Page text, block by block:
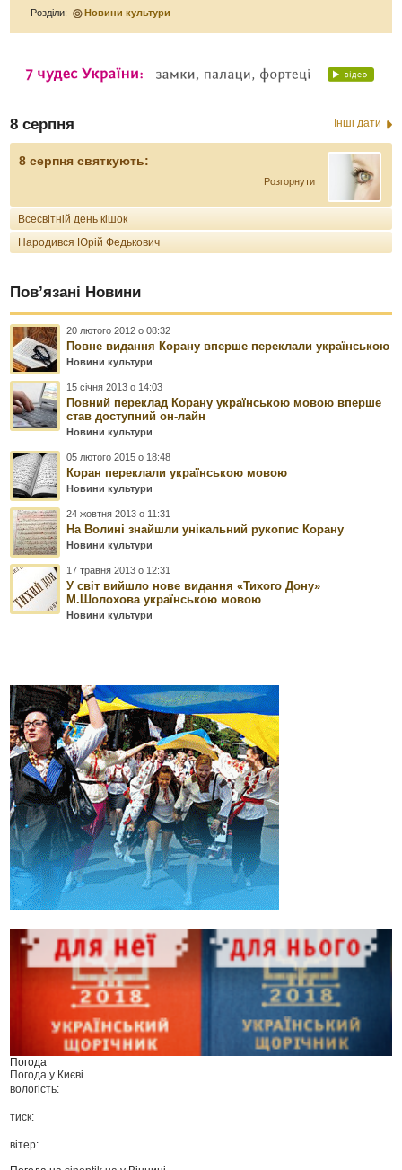
Розділи: Новини культури
8 серпня Інші дати
8 серпня святкують:
Розгорнути
Всесвітній день кішок
Народився Юрій Федькович
Пов’язані Новини
20 лютого 2012 о 08:32
Повне видання Корану вперше переклали українською
Новини культури
15 січня 2013 о 14:03
Повний переклад Корану українською мовою вперше
став доступний он-лайн
Новини культури
05 лютого 2015 о 18:48
Коран переклали українською мовою
Новини культури
24 жовтня 2013 о 11:31
На Волині знайшли унікальний рукопис Корану
Новини культури
17 травня 2013 о 12:31
У світ вийшло нове видання «Тихого Дону»
М.Шолохова українською мовою
Новини культури
Погода
Погода у Києві
вологість:
тиск:
вітер: